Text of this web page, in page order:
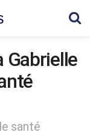
Gabrielle
santé